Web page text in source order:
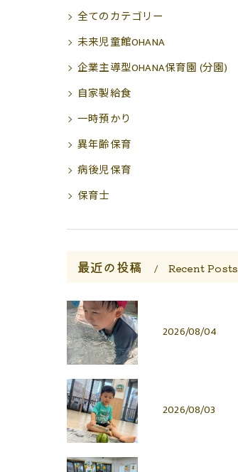
全てのカテゴリー
未来児童館OHANA
企業主導型OHANA保育園 (分園)
自家製給食
一時預かり
異年齢保育
病後児保育
保育士
最近の投稿 Recent Posts
2026/08/04
2026/08/03